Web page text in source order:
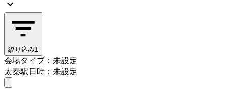
絞り込み1
会場タイプ：未設定
太秦駅日時：未設定